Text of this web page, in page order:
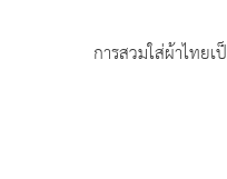
การสวมใส่ผ้าไทย